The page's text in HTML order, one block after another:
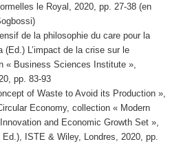
le Royal, 2020, pp. 27-38 (en
de la philosophie du care pour la
L’impact de la crise sur le
« Business Sciences Institute »,
pp. 83-93
of Waste to Avoid its Production »,
Economy, collection « Modern
and Economic Growth Set »,
ISTE & Wiley, Londres, 2020, pp.